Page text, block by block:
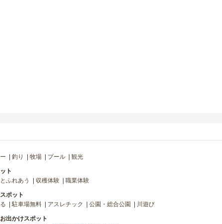
釣り 牧場 プール 観光
ト
ふれあう 収穫体験 職業体験
ポット
駐車場無料 アスレチック 公園・総合公園 川遊び
出かけスポット